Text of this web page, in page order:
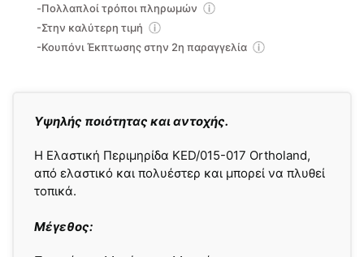
Yψηλής ποιότητας και αντοχής.
Η Ελαστική Περιμηρίδα KED/015-017 Ortholand,
από ελαστικό και πολυέστερ και μπορεί να πλυθεί
τοπικά.
Μέγεθος:
-Πολλαπλοί τρόποι πληρωμών
-Στην καλύτερη τιμή
-Κουπόνι Έκπτωσης στην 2η παραγγελία